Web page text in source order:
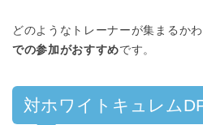
どのようなトレーナーが集まるか
での参加がおすすめです。
対ホワイトキュレム